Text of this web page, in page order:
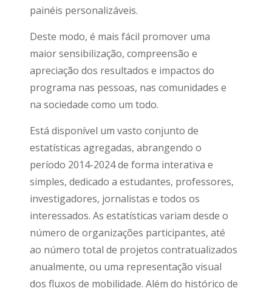
painéis personalizáveis.
Deste modo, é mais fácil promover uma
maior sensibilização, compreensão e
apreciação dos resultados e impactos do
programa nas pessoas, nas comunidades e
na sociedade como um todo.
Está disponível um vasto conjunto de
estatísticas agregadas, abrangendo o
período 2014-2024 de forma interativa e
simples, dedicado a estudantes, professores,
investigadores, jornalistas e todos os
interessados. As estatísticas variam desde o
número de organizações participantes, até
ao número total de projetos contratualizados
anualmente, ou uma representação visual
dos fluxos de mobilidade. Além do histórico de